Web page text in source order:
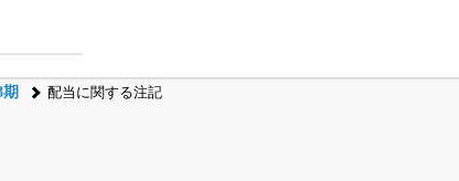
配当に関する注記